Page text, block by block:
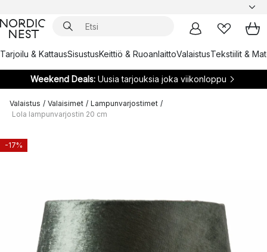
Tarjoilu & KattausSisustusKeittiö & RuoanlaittoValaistusTekstiilit &
Weekend Deals:Uusia tarjouksia joka viikonloppu
Valaistus / Valaisimet / Lampunvarjostimet /
Lola lampunvarjostin 20 cm
-17%